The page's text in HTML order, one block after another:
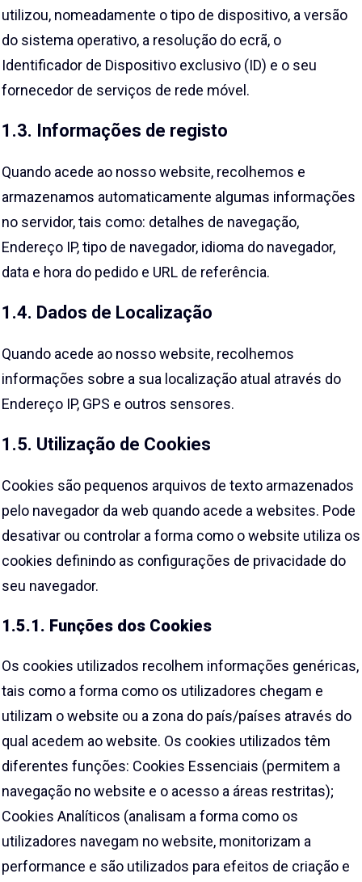
utilizou, nomeadamente o tipo de dispositivo, a versão
do sistema operativo, a resolução do ecrã, o
Identificador de Dispositivo exclusivo (ID) e o seu
fornecedor de serviços de rede móvel.
1.3. Informações de registo
Quando acede ao nosso website, recolhemos e
armazenamos automaticamente algumas informações
no servidor, tais como: detalhes de navegação,
Endereço IP, tipo de navegador, idioma do navegador,
data e hora do pedido e URL de referência.
1.4. Dados de Localização
Quando acede ao nosso website, recolhemos
informações sobre a sua localização atual através do
Endereço IP, GPS e outros sensores.
1.5. Utilização de Cookies
Cookies são pequenos arquivos de texto armazenados
pelo navegador da web quando acede a websites. Pode
desativar ou controlar a forma como o website utiliza os
cookies definindo as configurações de privacidade do
seu navegador.
1.5.1. Funções dos Cookies
Os cookies utilizados recolhem informações genéricas,
tais como a forma como os utilizadores chegam e
utilizam o website ou a zona do país/países através do
qual acedem ao website. Os cookies utilizados têm
diferentes funções: Cookies Essenciais (permitem a
navegação no website e o acesso a áreas restritas);
Cookies Analíticos (analisam a forma como os
utilizadores navegam no website, monitorizam a
performance e são utilizados para efeitos de criação e